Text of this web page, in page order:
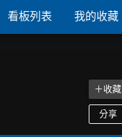
看板列表 我的收藏
＋收藏
分享